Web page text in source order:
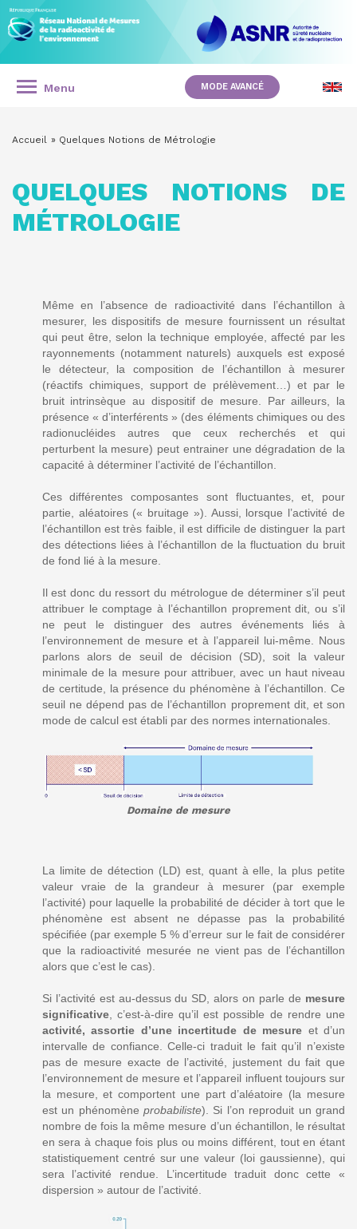
Panneau de gestion des cookies
Aller
au
contenu
RÉSEAU
NATIONAL
DE
LA
L'ENVIRONNEMENT
Menu MODE AVANCÉ
Accueil Quelques Notions de Métrologie
ASIDE
MENU
QUELQUES NOTIONS DE
MÉTROLOGIE
Même en l’absence de radioactivité dans l’échantillon à
mesurer, les dispositifs de mesure fournissent un résultat
qui peut être, selon la technique employée, affecté par les
rayonnements (notamment naturels) auxquels est exposé
le détecteur, la composition de l’échantillon à mesurer
(réactifs chimiques, support de prélèvement…) et par le
bruit intrinsèque au dispositif de mesure. Par ailleurs, la
présence « d’interférents » (des éléments chimiques ou des
radionucléides autres que ceux recherchés et qui
perturbent la mesure) peut entrainer une dégradation de la
capacité à déterminer l’activité de l’échantillon.
Ces différentes composantes sont fluctuantes, et, pour
partie, aléatoires (« bruitage »). Aussi, lorsque l’activité de
l’échantillon est très faible, il est difficile de distinguer la part
des détections liées à l’échantillon de la fluctuation du bruit
de fond lié à la mesure.
Il est donc du ressort du métrologue de déterminer s’il peut
attribuer le comptage à l’échantillon proprement dit, ou s’il
ne peut le distinguer des autres événements liés à
l’environnement de mesure et à l’appareil lui-même. Nous
parlons alors de seuil de décision (SD), soit la valeur
minimale de la mesure pour attribuer, avec un haut niveau
de certitude, la présence du phénomène à l’échantillon. Ce
seuil ne dépend pas de l’échantillon proprement dit, et son
mode de calcul est établi par des normes internationales.
Domaine de mesure
La limite de détection (LD) est, quant à elle, la plus petite
valeur vraie de la grandeur à mesurer (par exemple
l’activité) pour laquelle la probabilité de décider à tort que le
phénomène est absent ne dépasse pas la probabilité
spécifiée (par exemple 5 % d’erreur sur le fait de considérer
que la radioactivité mesurée ne vient pas de l’échantillon
alors que c’est le cas).
Si l’activité est au-dessus du SD, alors on parle de mesure
significative, c’est-à-dire qu’il est possible de rendre une
activité, assortie d’une incertitude de mesure et d’un
intervalle de confiance. Celle-ci traduit le fait qu’il n’existe
pas de mesure exacte de l’activité, justement du fait que
l’environnement de mesure et l’appareil influent toujours sur
la mesure, et comportent une part d’aléatoire (la mesure
est un phénomène probabiliste). Si l’on reproduit un grand
nombre de fois la même mesure d’un échantillon, le résultat
en sera à chaque fois plus ou moins différent, tout en étant
statistiquement centré sur une valeur (loi gaussienne), qui
sera l’activité rendue. L’incertitude traduit donc cette «
dispersion » autour de l’activité.